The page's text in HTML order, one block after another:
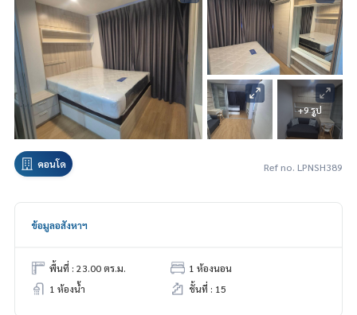
+9 รูป
คอนโด Ref no. LPNSH389
ข้อมูลอสังหาฯ
พื้นที่ : 23.00 ตร.ม.
1 ห้องนอน
1 ห้องน้ำ
ชั้นที่ : 15